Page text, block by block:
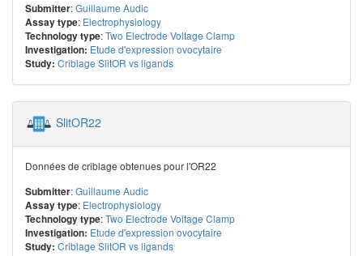
Submitter:Guillaume Audic
Assay type: Electrophysiology
Technology type:Two Electrode Voltage Clamp
Investigation: Etude d'expression ovocytaire
Study: Criblage SlitOR vs ligands
SlitOR22
Données de criblage obtenues pour l'OR22
Submitter:Guillaume Audic
Assay type: Electrophysiology
Technology type:Two Electrode Voltage Clamp
Investigation: Etude d'expression ovocytaire
Study: Criblage SlitOR vs ligands